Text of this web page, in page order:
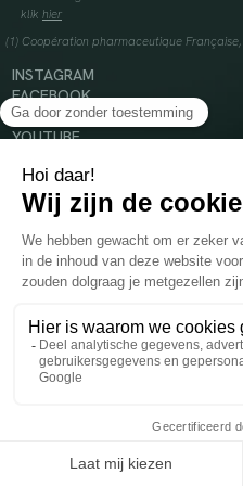
klik hier
(1) Coopération pharmaceutique Française,
INSTAGRAM
FACEBOOK
TIKTOK
YOUTUBE
Voedingssupplement dat moet worden
evenwichtige voeding en een gezonde
overschrijden. Enkel voor